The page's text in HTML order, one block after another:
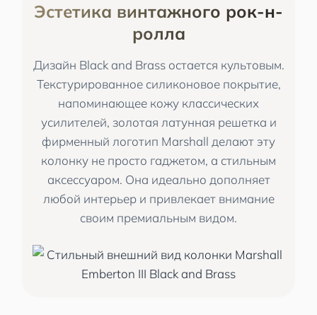
Эстетика винтажного рок-н-
ролла
Дизайн Black and Brass остается культовым.
Текстурированное силиконовое покрытие,
напоминающее кожу классических
усилителей, золотая латунная решетка и
фирменный логотип Marshall делают эту
колонку не просто гаджетом, а стильным
аксессуаром. Она идеально дополняет
любой интерьер и привлекает внимание
своим премиальным видом.